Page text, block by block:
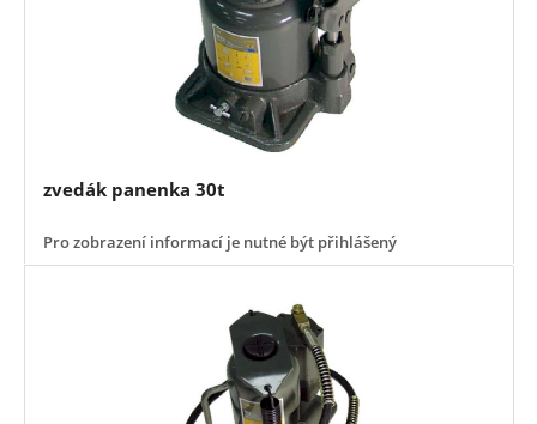
zvedák panenka 30t
Pro zobrazení informací je nutné být přihlášený